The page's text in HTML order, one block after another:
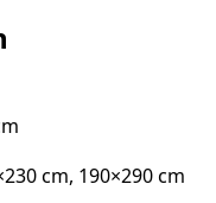
cm, 190×290 cm